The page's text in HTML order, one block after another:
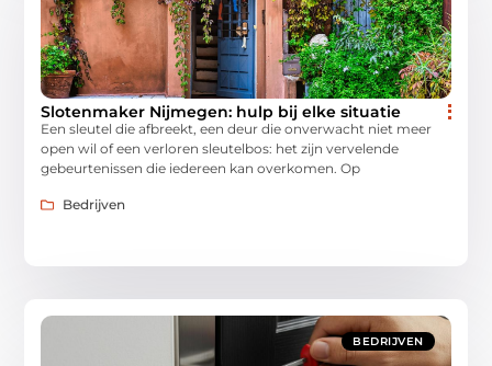
Slotenmaker Nijmegen: hulp bij elke situatie
Een sleutel die afbreekt, een deur die onverwacht niet meer
open wil of een verloren sleutelbos: het zijn vervelende
gebeurtenissen die iedereen kan overkomen. Op
Bedrijven
BEDRIJVEN